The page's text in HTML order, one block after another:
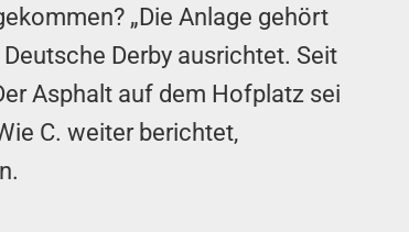
„Die Anlage gehört
Derby ausrichtet. Seit
Asphalt auf dem Hofplatz sei
C. weiter berichtet,